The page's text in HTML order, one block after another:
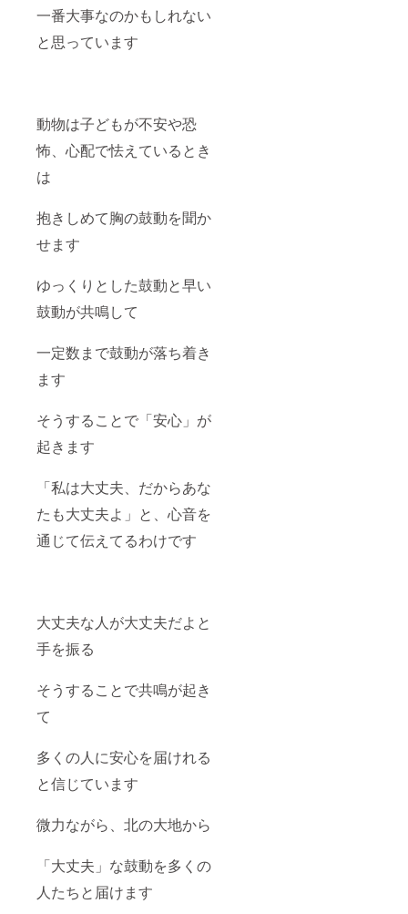
一番大事なのかもしれない
と思っています
動物は子どもが不安や恐
怖、心配で怯えているとき
は
抱きしめて胸の鼓動を聞か
せます
ゆっくりとした鼓動と早い
鼓動が共鳴して
一定数まで鼓動が落ち着き
ます
そうすることで「安心」が
起きます
「私は大丈夫、だからあな
たも大丈夫よ」と、心音を
通じて伝えてるわけです
大丈夫な人が大丈夫だよと
手を振る
そうすることで共鳴が起き
て
多くの人に安心を届けれる
と信じています
微力ながら、北の大地から
「大丈夫」な鼓動を多くの
人たちと届けます